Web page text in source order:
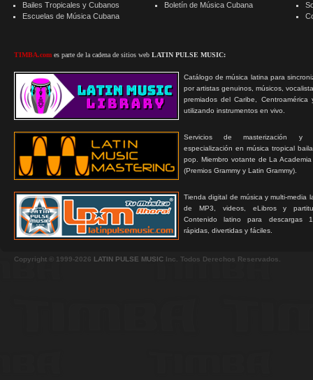
Bailes Tropicales y Cubanos
Escuelas de Música Cubana
TIMBA.com es parte de la cadena de sitios web LATIN PULSE MUSIC:
Catálogo de música latina para
por artistas genuinos, músicos,
premiados del Caribe, Centroamérica
utilizando instrumentos en vivo.
Servicios de masterización y
especialización en música tropical
pop. Miembro votante de La
(Premios Grammy y Latin Grammy).
Tienda digital de música y multi-media
de MP3, videos, eLibros y
Contenido latino para descargas
rápidas, divertidas y fáciles.
Boletín de Música Cubana
Copyright © 1999-2026 LATIN PULSE MUSIC Inc. Todos Derechos Reservados.